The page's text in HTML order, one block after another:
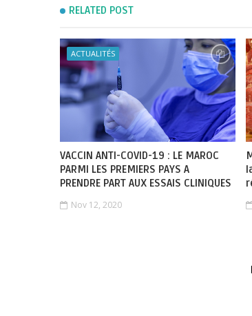
RELATED POST
ACTUALITÉS
VACCIN ANTI-COVID-19 : LE MAROC
PARMI LES PREMIERS PAYS A
PRENDRE PART AUX ESSAIS CLINIQUES
Nov 12, 2020